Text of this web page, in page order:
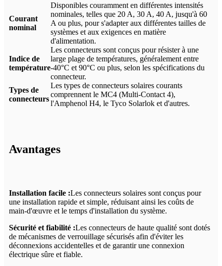
Courant
nominal
Disponibles couramment en différentes intensités
nominales, telles que 20 A, 30 A, 40 A, jusqu'à 60
A ou plus, pour s'adapter aux différentes tailles de
systèmes et aux exigences en matière
d'alimentation.
Indice de
température
Les connecteurs sont conçus pour résister à une
large plage de températures, généralement entre
-40°C et 90°C ou plus, selon les spécifications du
connecteur.
Types de
connecteurs
Les types de connecteurs solaires courants
comprennent le MC4 (Multi-Contact 4),
l'Amphenol H4, le Tyco Solarlok et d'autres.
Avantages
Installation facile :Les connecteurs solaires sont conçus pour
une installation rapide et simple, réduisant ainsi les coûts de
main-d'œuvre et le temps d'installation du système.
Sécurité et fiabilité :Les connecteurs de haute qualité sont dotés
de mécanismes de verrouillage sécurisés afin d'éviter les
déconnexions accidentelles et de garantir une connexion
électrique sûre et fiable.